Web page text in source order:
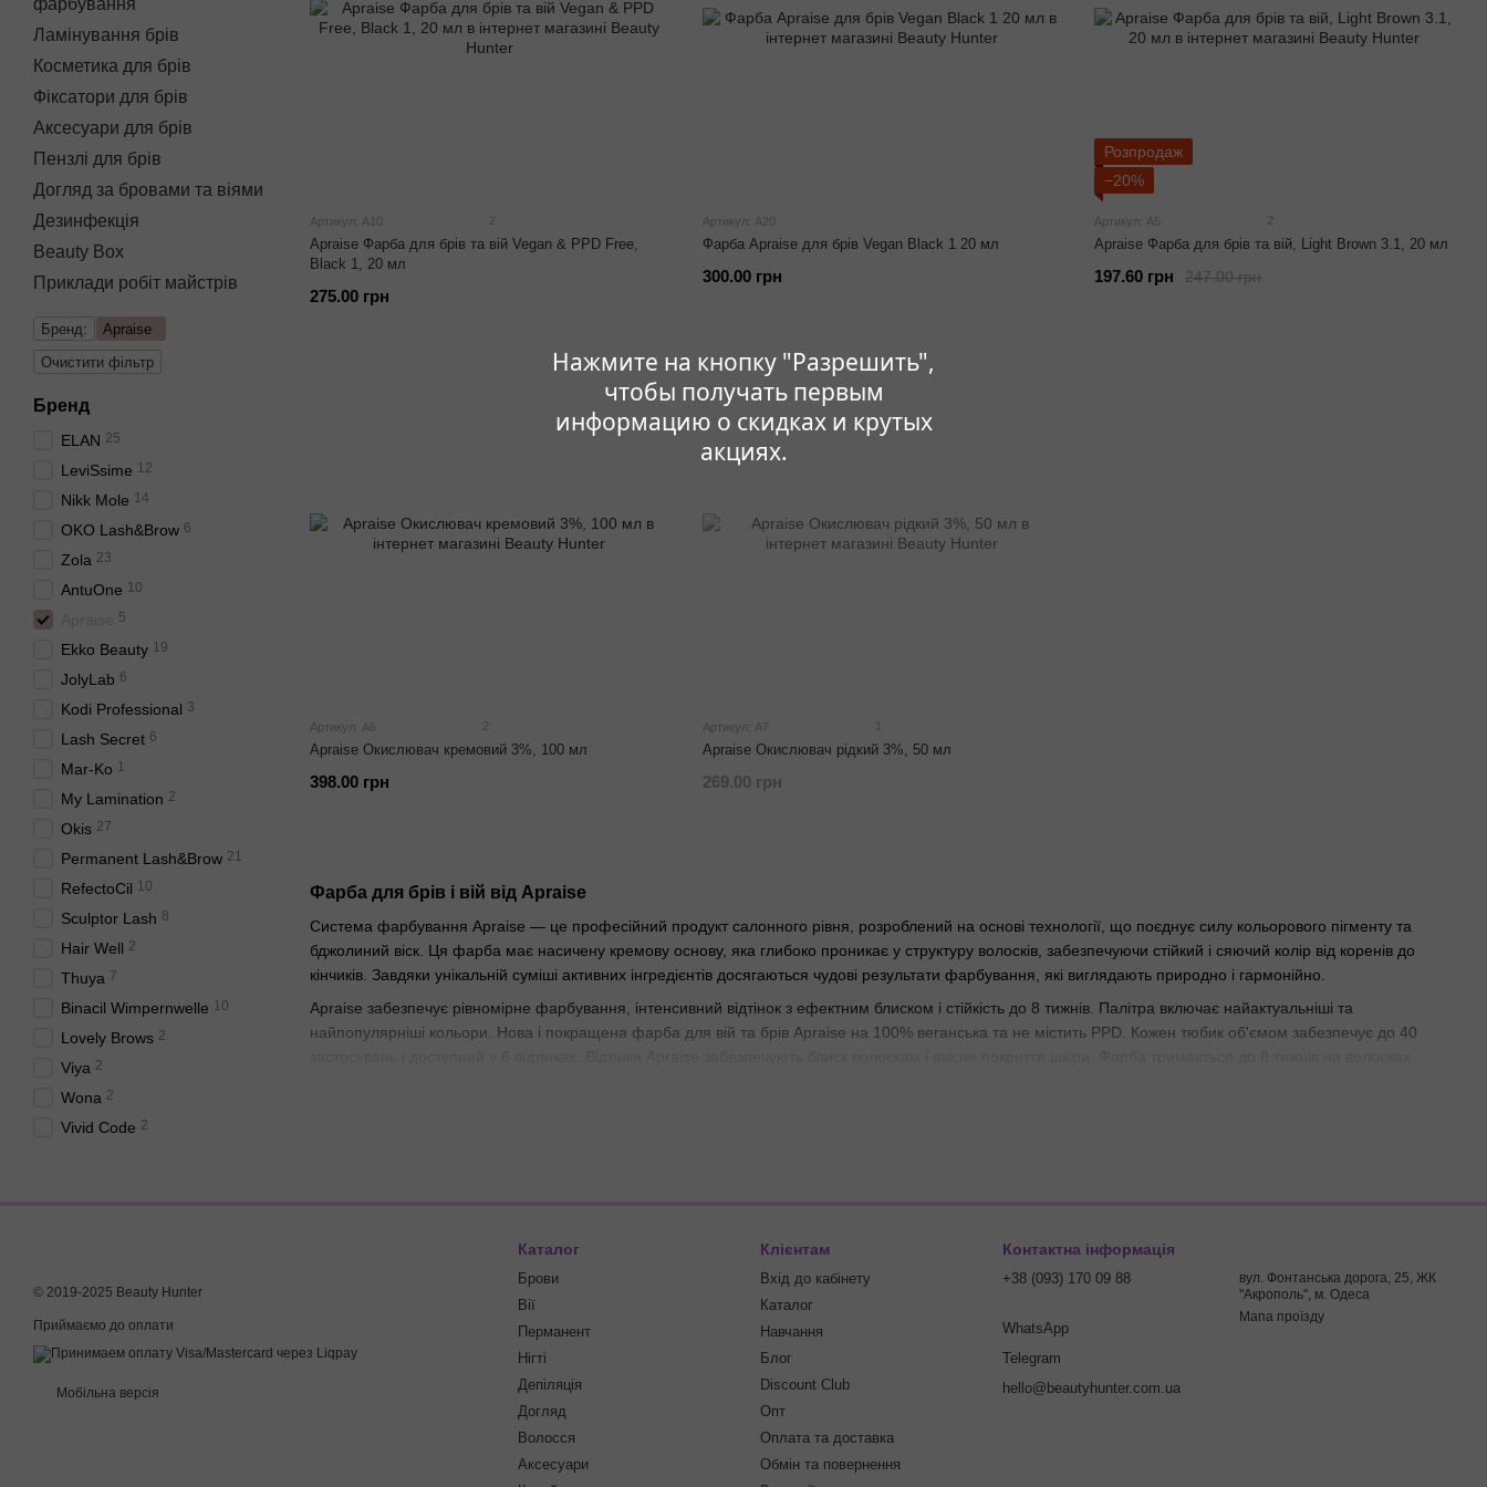
Нажмите на кнопку "Разрешить",
чтобы получать первым
информацию о скидках и крутых
акциях.
Артикул: A10 2
Apraise Фарба для брів та вій Vegan & PPD Free,
Black 1, 20 мл
275.00 грн
Артикул: A20
Фарба Apraise для брів Vegan Black 1 20 мл
300.00 грн
Розпродаж
−20%
Артикул: А5 2
Apraise Фарба для брів та вій, Light Brown 3.1, 20 мл
247.00 грн
197.60 грн
Артикул: A6 2
Apraise Окислювач кремовий 3%, 100 мл
398.00 грн
Артикул: A7
Apraise Окислювач рідкий 3%, 50 мл
269.00 грн
Фарба для брів і вій від Apraise
Система фарбування Apraise — це професійний продукт салонного рівня, розроблений на основі технології, що поєднує силу кольорового пігменту та
бджолиний віск. Ця фарба має насичену кремову основу, яка глибоко проникає у структуру волосків, забезпечуючи стійкий і сяючий колір від коренів до
кінчиків. Завдяки унікальній суміші активних інгредієнтів досягаються чудові результати фарбування, які виглядають природно і гармонійно.
Apraise забезпечує рівномірне фарбування, інтенсивний відтінок з ефектним блиском і стійкість до 8 тижнів. Палітра включає найактуальніші та
найпопулярніші кольори. Нова і покращена фарба для вій та брів Apraise на 100% веганська та не містить PPD. Кожен тюбик об'ємом забезпечує до 40
Відтінки фарб від Apraise
Палітра відтінків фарби Apraise Vegan & PPD Free:
Graphite 1.1: Холодний графіт
Blue Black 2: Синьо-чорний
Dark Brown 3: Темно-коричневий
фарбування
Ламінування брів
Косметика для брів
Фіксатори для брів
Аксесуари для брів
Пензлі для брів
Догляд за бровами та віями
Дезинфекція
Beauty Box
Приклади робіт майстрів
Бренд:
Apraise
Очистити фільтр
Бренд
ELAN 25
LeviSsime 12
Nikk Mole 14
OKO Lash&Brow 6
Zola 23
AntuOne 10
5
Ekko Beauty 19
JolyLab 6
Kodi Professional 3
Lash Secret 6
Mar-Ko 1
My Lamination 2
Okis 27
Permanent Lash&Brow 21
RefectoCil 10
Sculptor Lash 8
Hair Well 2
Thuya 7
Binacil Wimpernwelle 10
Lovely Brows 2
Viya 2
Wona 2
Vivid Code 2
© 2019-2025 Beauty Hunter
Приймаємо до оплати
Мобільна версія
Каталог
Брови
Вії
Перманент
Нігті
Депіляція
Догляд
Волосся
Аксесуари
Клієнтам
Вхід до кабінету
Каталог
Навчання
Блог
Discount Club
Опт
Оплата та доставка
Обмін та повернення
Контактна інформація
+38 (093) 170 09 88
WhatsApp
Telegram
hello@beautyhunter.com.ua
вул. Фонтанська дорога, 25, ЖК
"Акрополь", м. Одеса
Мапа проїзду